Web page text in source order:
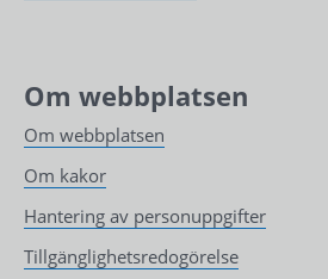
Om webbplatsen
Om webbplatsen
Om kakor
Hantering av personuppgifter
Tillgänglighetsredogörelse